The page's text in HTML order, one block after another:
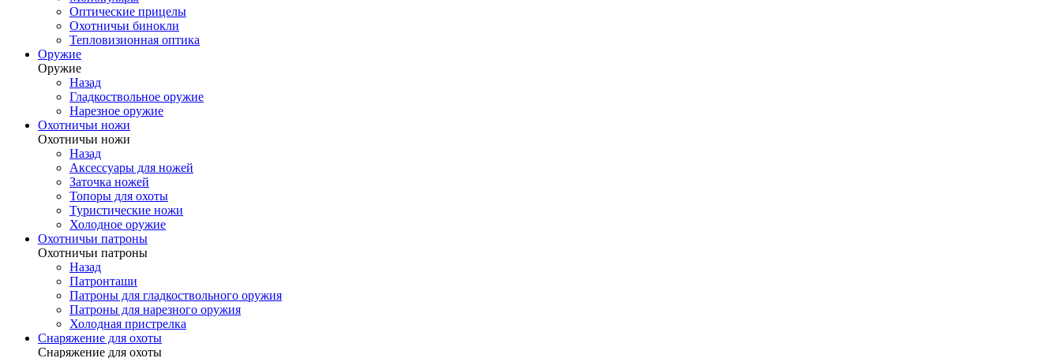
Оптические прицелы
Охотничьи бинокли
Тепловизионная оптика
Оружие
Оружие
Назад
Гладкоствольное оружие
Нарезное оружие
Охотничьи ножи
Охотничьи ножи
Назад
Аксессуары для ножей
Заточка ножей
Топоры для охоты
Туристические ножи
Холодное оружие
Охотничьи патроны
Охотничьи патроны
Назад
Патронташи
Патроны для гладкоствольного оружия
Патроны для нарезного оружия
Холодная пристрелка
Снаряжение для охоты
Снаряжение для охоты